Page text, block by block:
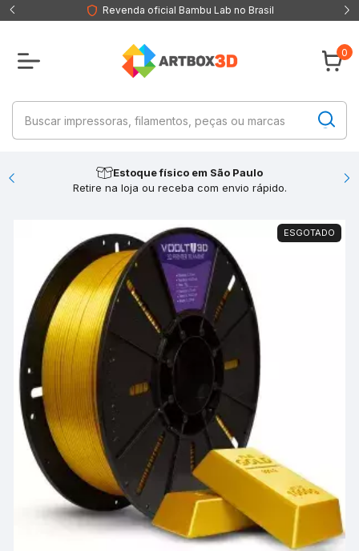
Revenda oficial Bambu Lab no Brasil
0
Estoque físico em São Paulo
Retire na loja ou receba com envio rápido.
ESGOTADO